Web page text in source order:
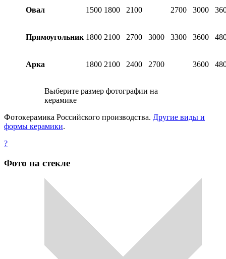
Овал 1500 1800 2100 2700 3000
Прямоугольник 1800 2100 2700 3000 3300 3600
Арка 1800 2100 2400 2700 3600
Выберите размер фотографии на
керамике
Фотокерамика Российского производства. Другие виды и
формы керамики.
?
Фото на стекле